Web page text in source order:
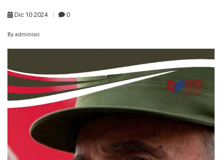
Dic 10 2024 0
By adminisri